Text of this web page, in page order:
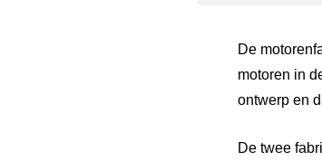
De
motoren in
ontwerp en
De twee